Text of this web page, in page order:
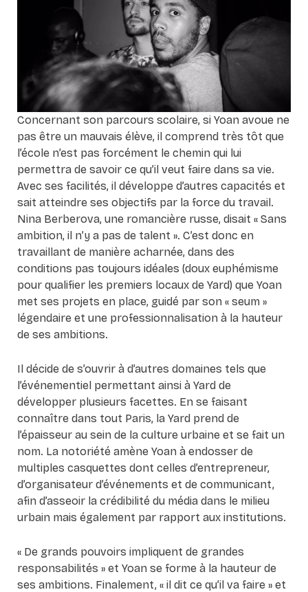
Concernant son parcours scolaire, si Yoan avoue ne
pas être un mauvais élève, il comprend très tôt que
l’école n’est pas forcément le chemin qui lui
permettra de savoir ce qu’il veut faire dans sa vie.
Avec ses facilités, il développe d’autres capacités et
sait atteindre ses objectifs par la force du travail.
Nina Berberova, une romancière russe, disait « Sans
ambition, il n’y a pas de talent ». C’est donc en
travaillant de manière acharnée, dans des
conditions pas toujours idéales (doux euphémisme
pour qualifier les premiers locaux de Yard) que Yoan
met ses projets en place, guidé par son « seum »
légendaire et une professionnalisation à la hauteur
de ses ambitions.
Il décide de s’ouvrir à d’autres domaines tels que
l’événementiel permettant ainsi à Yard de
développer plusieurs facettes. En se faisant
connaître dans tout Paris, la Yard prend de
l’épaisseur au sein de la culture urbaine et se fait un
nom. La notoriété amène Yoan à endosser de
multiples casquettes dont celles d’entrepreneur,
d’organisateur d’événements et de communicant,
afin d’asseoir la crédibilité du média dans le milieu
urbain mais également par rapport aux institutions.
« De grands pouvoirs impliquent de grandes
responsabilités » et Yoan se forme à la hauteur de
ses ambitions. Finalement, « il dit ce qu’il va faire » et